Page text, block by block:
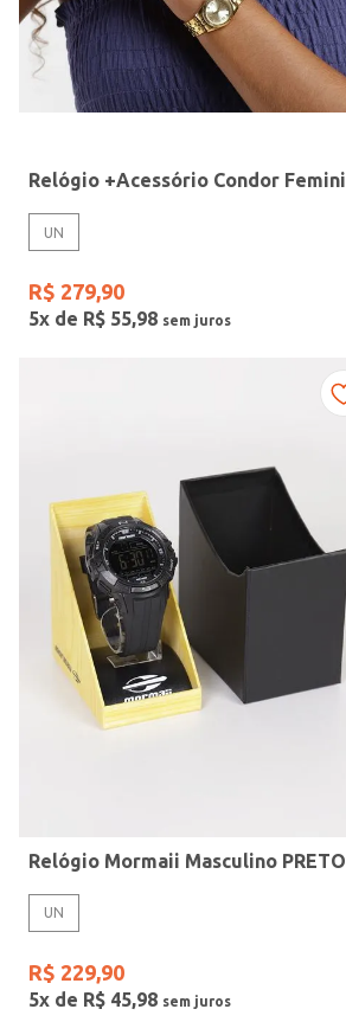
Modelo de Pulseira
Vendido Por
UN
R$ 279,90
5x de R$ 55,98
Relógio Mormaii Masculino PRETO
UN
R$ 229,90
5x de R$ 45,98